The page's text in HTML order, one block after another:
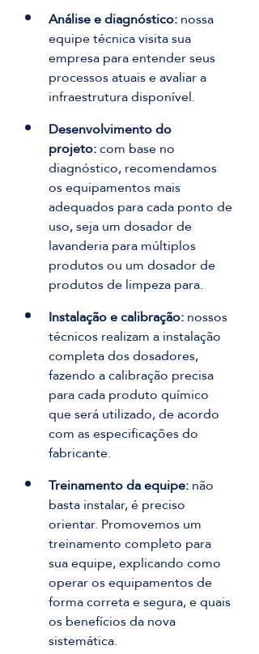
Análise e diagnóstico: nossa
equipe técnica visita sua
empresa para entender seus
processos atuais e avaliar a
infraestrutura disponível.
Desenvolvimento do
projeto: com base no
diagnóstico, recomendamos
os equipamentos mais
adequados para cada ponto de
uso, seja um dosador de
lavanderia para múltiplos
produtos ou um dosador de
produtos de limpeza para.
Instalação e calibração: nossos
técnicos realizam a instalação
completa dos dosadores,
fazendo a calibração precisa
para cada produto químico
que será utilizado, de acordo
com as especificações do
fabricante.
Treinamento da equipe: não
basta instalar, é preciso
orientar. Promovemos um
treinamento completo para
sua equipe, explicando como
operar os equipamentos de
forma correta e segura, e quais
os benefícios da nova
sistemática.